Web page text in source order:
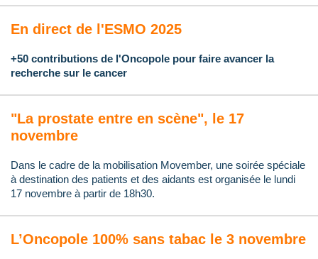
En direct de l'ESMO 2025
+50 contributions de l'Oncopole pour faire avancer la
recherche sur le cancer
"La prostate entre en scène", le 17
novembre
Dans le cadre de la mobilisation Movember, une soirée spéciale
à destination des patients et des aidants est organisée le lundi
17 novembre à partir de 18h30.
L’Oncopole 100% sans tabac le 3 novembre